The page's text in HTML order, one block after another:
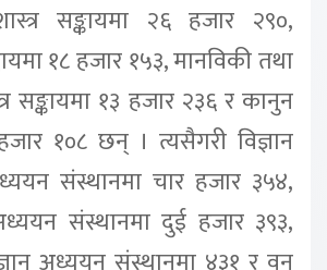
सङ्कायमा २६ हजार २९०,
१८ हजार १५३, मानविकी तथा
सङ्कायमा १३ हजार २३६ र कानुन
१०८ छन् । त्यसैगरी विज्ञान
संस्थानमा चार हजार ३५४,
संस्थानमा दुई हजार ३९३,